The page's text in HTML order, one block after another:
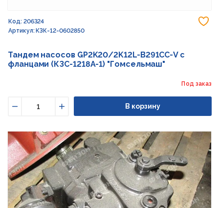
Код: 206324
Артикул: КЗК-12-0602850
Тандем насосов GP2K20/2K12L-B291CC-V с
фланцами (КЗС-1218А-1) "Гомсельмаш"
Под заказ
Увеличить
В корзину